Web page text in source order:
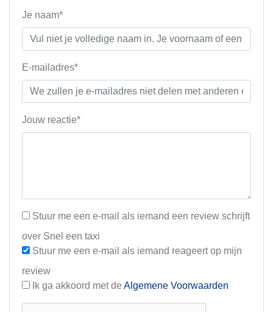
Je naam*
E-mailadres*
Jouw reactie*
Stuur me een e-mail als iemand een review schrijft
over Snel een taxi
Stuur me een e-mail als iemand reageert op mijn
review
Ik ga akkoord met de Algemene Voorwaarden